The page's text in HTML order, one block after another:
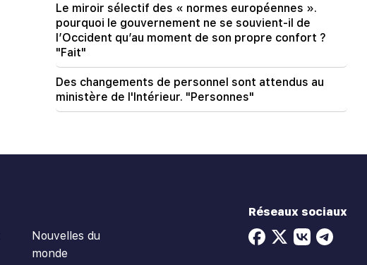
Le miroir sélectif des « normes européennes ».
pourquoi le gouvernement ne se souvient-il de
l’Occident qu’au moment de son propre confort ?
"Fait"
Des changements de personnel sont attendus au
ministère de l'Intérieur. "Personnes"
Nouvelles du
monde
Réseaux sociaux